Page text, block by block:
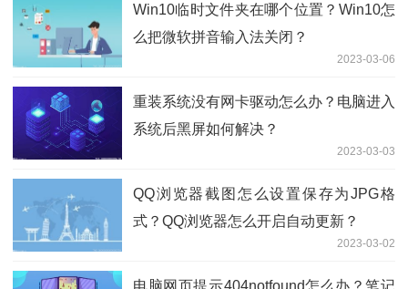
Win10临时文件夹在哪个位置？Win10怎
么把微软拼音输入法关闭？
2023-03-06
重装系统没有网卡驱动怎么办？电脑进入
系统后黑屏如何解决？
2023-03-03
QQ浏览器截图怎么设置保存为JPG格
式？QQ浏览器怎么开启自动更新？
2023-03-02
电脑网页提示404notfound怎么办？笔记